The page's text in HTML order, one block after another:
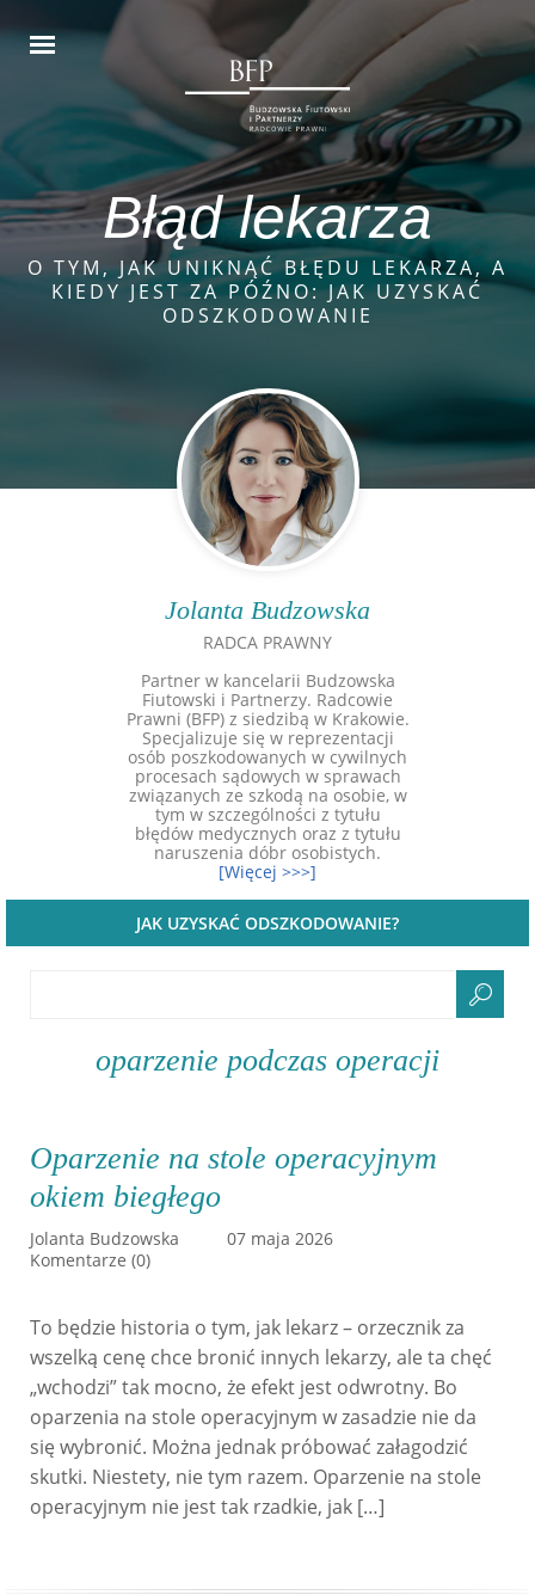
Błąd lekarza
O TYM, JAK UNIKNĄĆ BŁĘDU LEKARZA, A
KIEDY JEST ZA PÓŹNO: JAK UZYSKAĆ
ODSZKODOWANIE
Jolanta Budzowska
RADCA PRAWNY
Partner w kancelarii Budzowska
Fiutowski i Partnerzy. Radcowie
Prawni (BFP) z siedzibą w Krakowie.
Specjalizuje się w reprezentacji
osób poszkodowanych w cywilnych
procesach sądowych w sprawach
związanych ze szkodą na osobie, w
tym w szczególności z tytułu
błędów medycznych oraz z tytułu
naruszenia dóbr osobistych.
[Więcej >>>]
JAK UZYSKAĆ ODSZKODOWANIE?
oparzenie podczas operacji
Oparzenie na stole operacyjnym
okiem biegłego
Jolanta Budzowska
07 maja 2026
Komentarze (0)
To będzie historia o tym, jak lekarz – orzecznik za
wszelką cenę chce bronić innych lekarzy, ale ta chęć
„wchodzi” tak mocno, że efekt jest odwrotny. Bo
oparzenia na stole operacyjnym w zasadzie nie da
się wybronić. Można jednak próbować załagodzić
skutki. Niestety, nie tym razem. Oparzenie na stole
operacyjnym nie jest tak rzadkie, jak […]